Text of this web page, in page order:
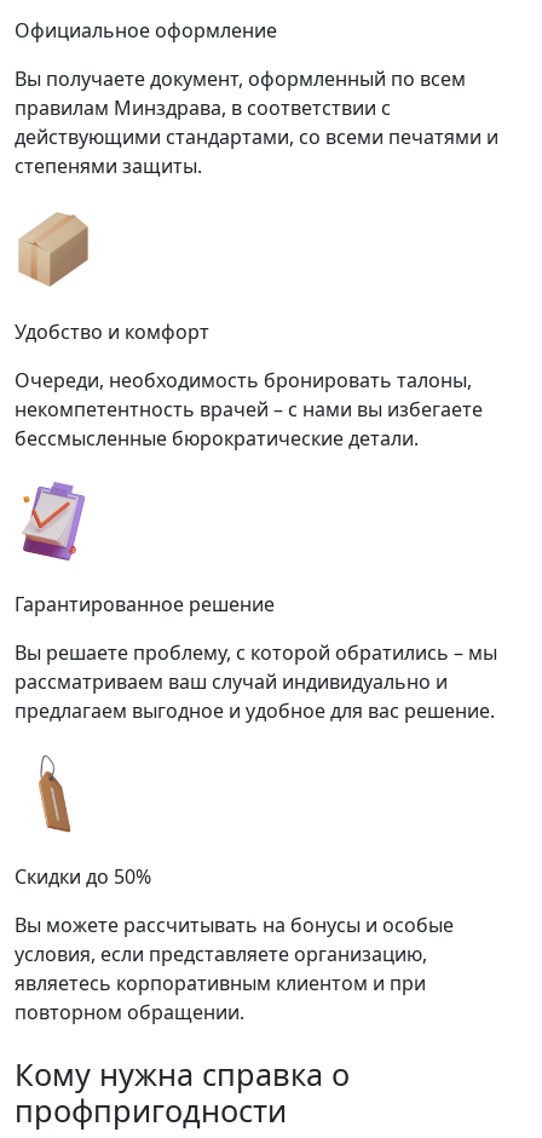
Официальное оформление
Вы получаете документ, оформленный по всем
правилам Минздрава, в соответствии с
действующими стандартами, со всеми печатями и
степенями защиты.
Удобство и комфорт
Очереди, необходимость бронировать талоны,
некомпетентность врачей – с нами вы избегаете
бессмысленные бюрократические детали.
Гарантированное решение
Вы решаете проблему, с которой обратились – мы
рассматриваем ваш случай индивидуально и
предлагаем выгодное и удобное для вас решение.
Скидки до 50%
Вы можете рассчитывать на бонусы и особые
условия, если представляете организацию,
являетесь корпоративным клиентом и при
повторном обращении.
Кому нужна справка о
профпригодности